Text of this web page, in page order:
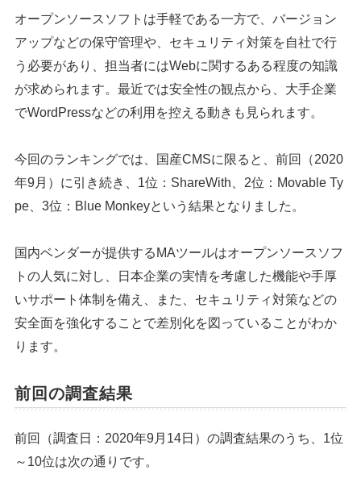
オープンソースソフトは手軽である一方で、バージョン
アップなどの保守管理や、セキュリティ対策を自社で行
う必要があり、担当者にはWebに関するある程度の知識
が求められます。最近では安全性の観点から、大手企業
でWordPressなどの利用を控える動きも見られます。
今回のランキングでは、国産CMSに限ると、前回（2020
年9月）に引き続き、1位：ShareWith、2位：Movable Ty
pe、3位：Blue Monkeyという結果となりました。
国内ベンダーが提供するMAツールはオープンソースソフ
トの人気に対し、日本企業の実情を考慮した機能や手厚
いサポート体制を備え、また、セキュリティ対策などの
安全面を強化することで差別化を図っていることがわか
ります。
前回の調査結果
前回（調査日：2020年9月14日）の調査結果のうち、1位
～10位は次の通りです。